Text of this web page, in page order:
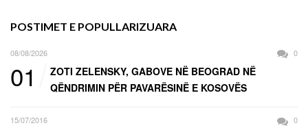
POSTIMET E POPULLARIZUARA
08/08/2026 0
01
ZOTI ZELENSKY, GABOVE NË BEOGRAD NË
QËNDRIMIN PËR PAVARËSINË E KOSOVËS
15/07/2016 0